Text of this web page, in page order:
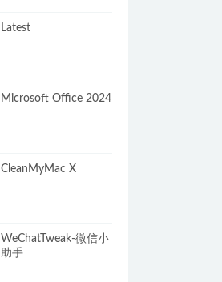
Latest
Microsoft Office 2024
CleanMyMac X
WeChatTweak-微信小
助手